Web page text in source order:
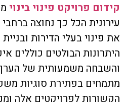
קידום פרויקט פינוי בינוי
עירונית הכל כך נחוצה
את פינוי בעלי הדירות
היתרונות הבולטים כוללים
והשבחה משמעותית של הערך
מתמחים בפתירת סוגיות
הקשורות לפרויקטים אלה